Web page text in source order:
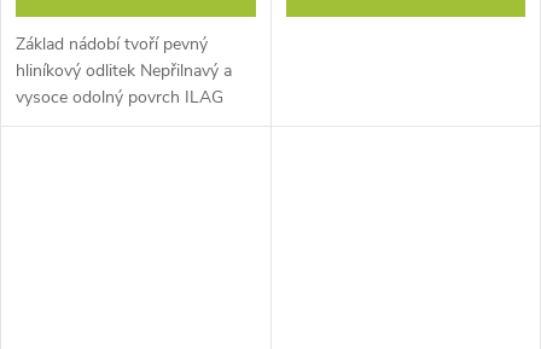
Základ nádobí tvoří pevný
hliníkový odlitek Nepřilnavý a
vysoce odolný povrch ILAG
BASIC Swiss Technology